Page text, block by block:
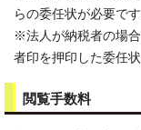
らの委任状が必要です
※法人が納税者の場
者印を押印した委任状
閲覧手数料